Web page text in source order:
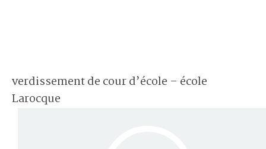
verdissement de cour d’école – école
Larocque